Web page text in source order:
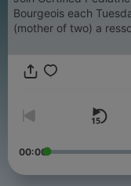
Bourgeois each
(mother of two) a
Vice Principal who is
happy with your
00:00